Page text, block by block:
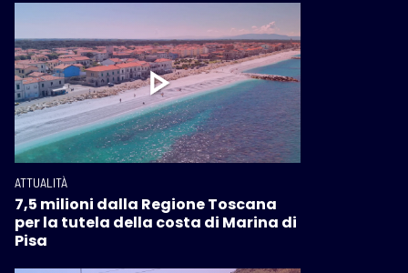
ATTUALITÀ
7,5 milioni dalla Regione Toscana
per la tutela della costa di Marina di
Pisa